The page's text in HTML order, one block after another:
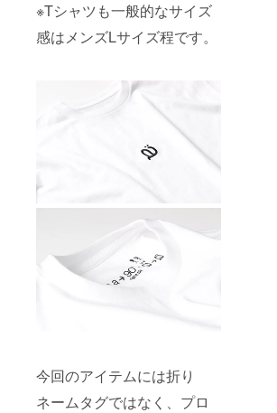
※Tシャツも一般的なサイズ
感はメンズLサイズ程です。
今回のアイテムには折り
ネームタグではなく、プロ